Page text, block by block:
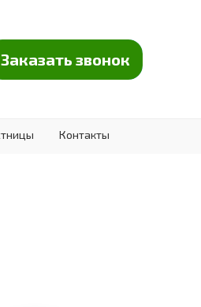
Заказать звонок
Контакты